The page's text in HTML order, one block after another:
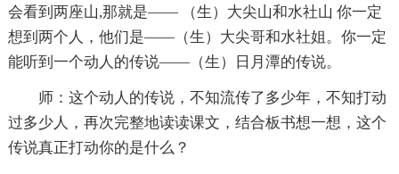
会看到两座山,那就是―― （生）大尖山和水社山 你一定
想到两个人，他们是――（生）大尖哥和水社姐。你一定
能听到一个动人的传说――（生）日月潭的传说。
师：这个动人的传说，不知流传了多少年，不知打动
过多少人，再次完整地读读课文，结合板书想一想，这个
传说真正打动你的是什么？